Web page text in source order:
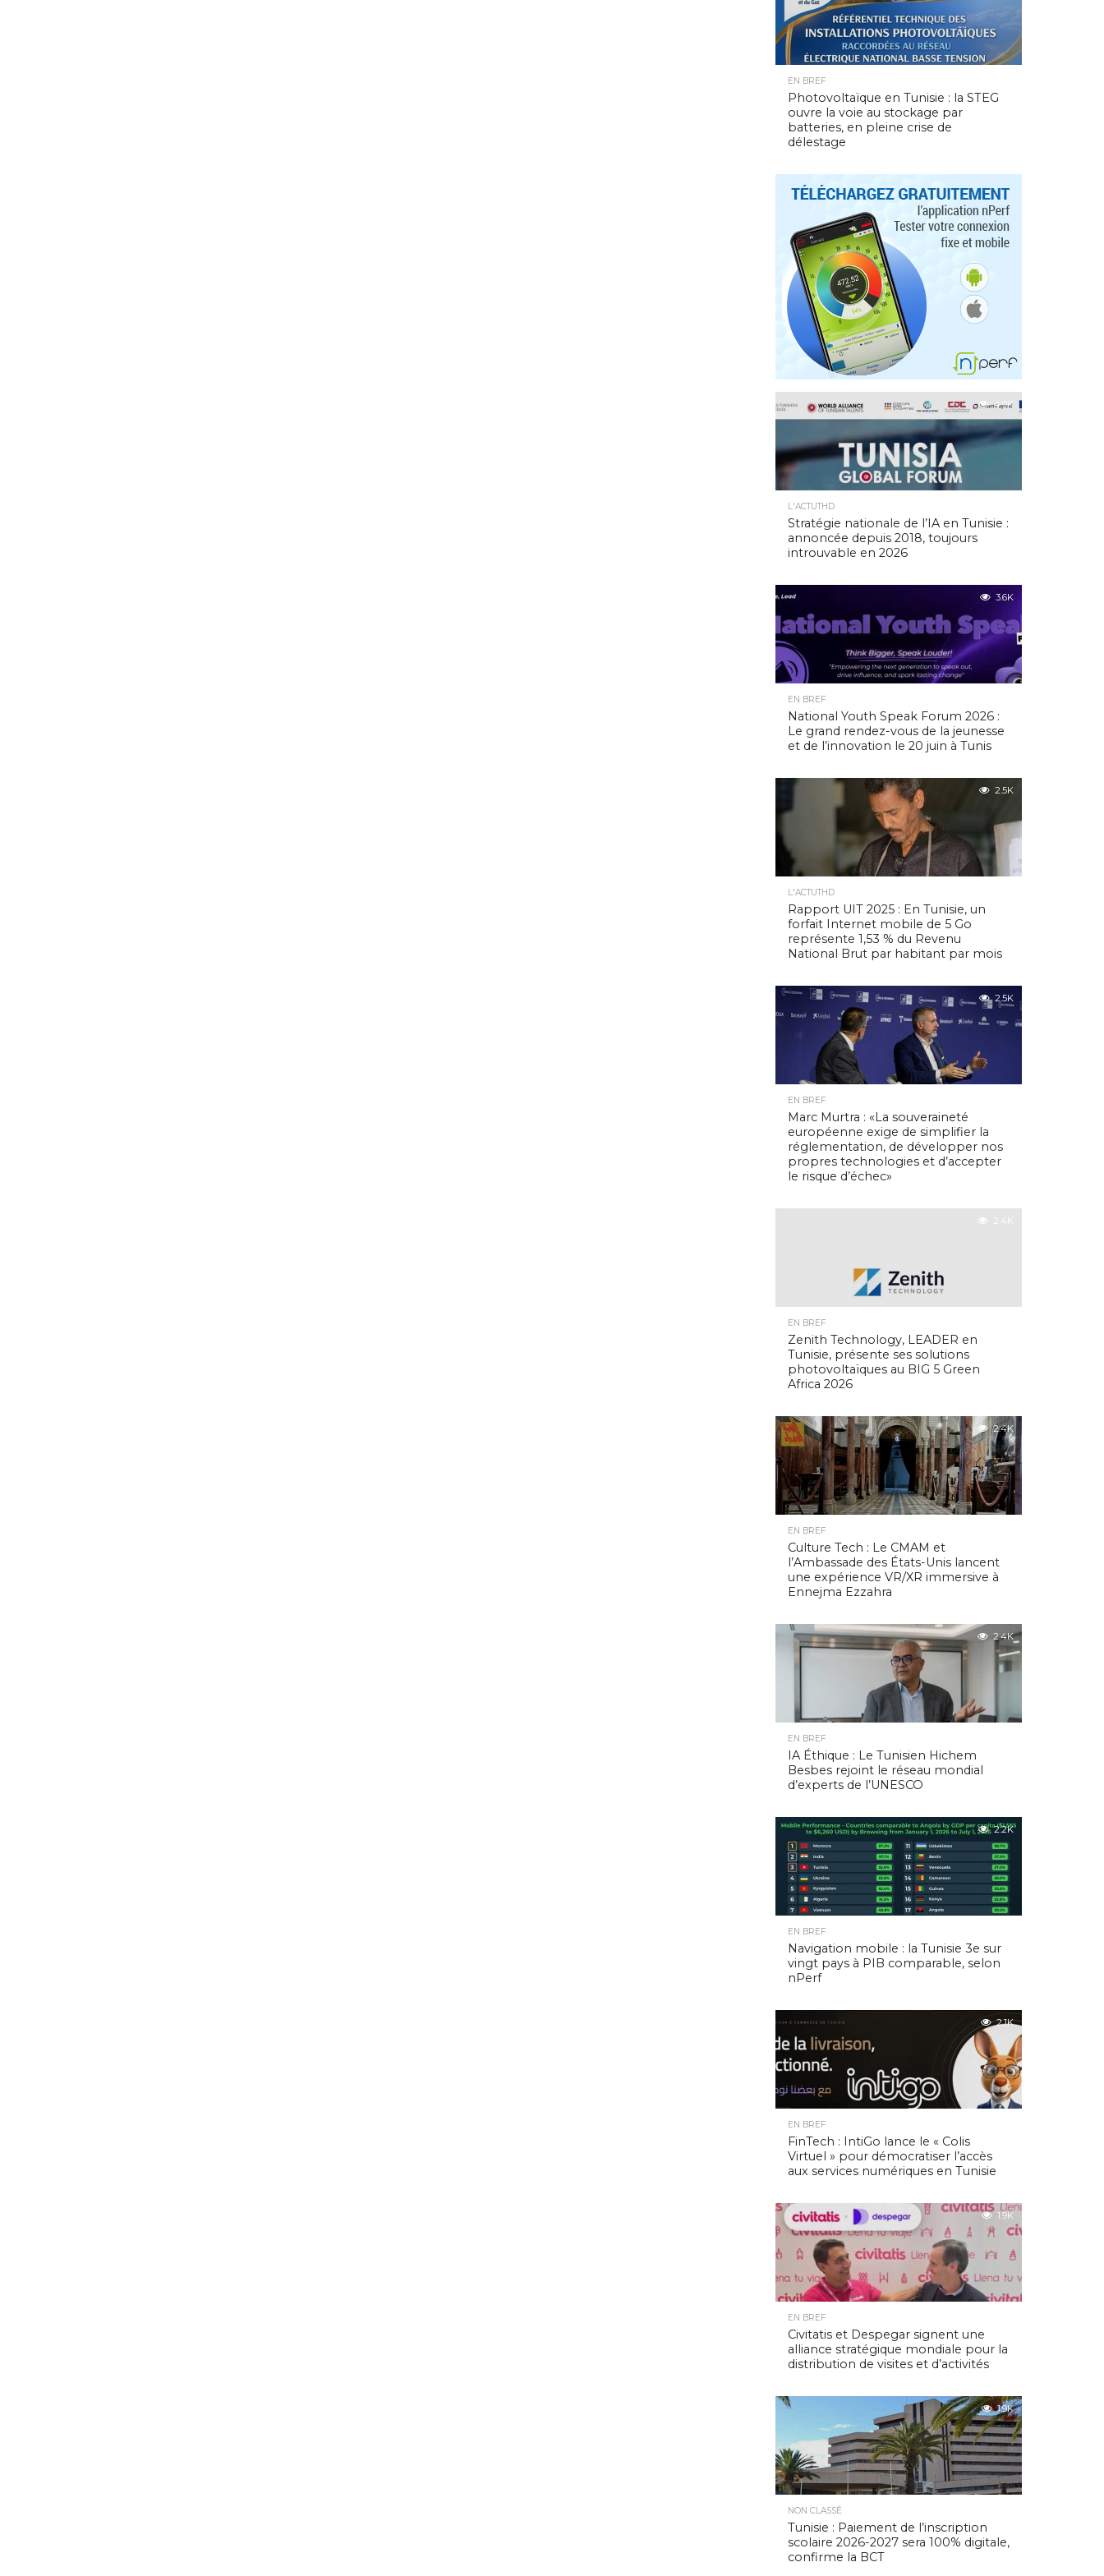
EN BREF
Photovoltaïque en Tunisie : la STEG
ouvre la voie au stockage par
batteries, en pleine crise de
délestage
4.9K
L'ACTUTHD
Stratégie nationale de l’IA en Tunisie :
annoncée depuis 2018, toujours
introuvable en 2026
3.6K
EN BREF
National Youth Speak Forum 2026 :
Le grand rendez-vous de la jeunesse
et de l’innovation le 20 juin à Tunis
2.5K
L'ACTUTHD
Rapport UIT 2025 : En Tunisie, un
forfait Internet mobile de 5 Go
représente 1,53 % du Revenu
National Brut par habitant par mois
2.5K
EN BREF
Marc Murtra : «La souveraineté
européenne exige de simplifier la
réglementation, de développer nos
propres technologies et d’accepter
le risque d’échec»
2.4K
EN BREF
Zenith Technology, LEADER en
Tunisie, présente ses solutions
photovoltaïques au BIG 5 Green
Africa 2026
2.4K
EN BREF
Culture Tech : Le CMAM et
l’Ambassade des États-Unis lancent
une expérience VR/XR immersive à
Ennejma Ezzahra
2.4K
EN BREF
IA Éthique : Le Tunisien Hichem
Besbes rejoint le réseau mondial
d’experts de l’UNESCO
2.2K
EN BREF
Navigation mobile : la Tunisie 3e sur
vingt pays à PIB comparable, selon
nPerf
2.1K
EN BREF
FinTech : IntiGo lance le « Colis
Virtuel » pour démocratiser l’accès
aux services numériques en Tunisie
1.9K
EN BREF
Civitatis et Despegar signent une
alliance stratégique mondiale pour la
distribution de visites et d’activités
1.9K
NON CLASSÉ
Tunisie : Paiement de l’inscription
scolaire 2026-2027 sera 100% digitale,
confirme la BCT